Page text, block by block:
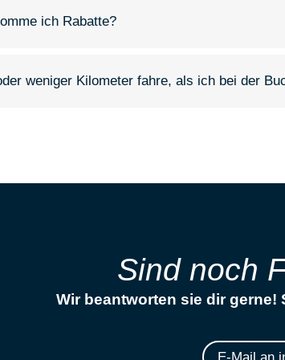
ich Rabatte?
weniger Kilometer fahre, als ich bei der
Sind noch
Wir beantworten sie dir gerne!